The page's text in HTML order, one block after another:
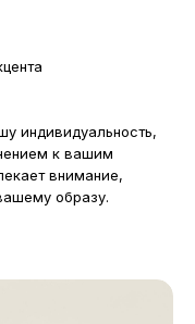
индивидуальность,
к вашим
внимание,
образу.